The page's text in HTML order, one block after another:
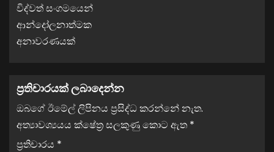
විද්වත් සංගමයෙන්
ආන්දෝලනාත්මක
අනාවරණයක්
ප්‍රතිචාරයක් ලබාදෙන්න
ඔබගේ ඊමේල් ලිපිනය ප්‍රසිද්ධ කරන්නේ නැත.
අත්‍යාවශ්‍යයය ක්ෂේත්‍ර සලකුණු කොට ඇත *
ප්‍රතිචාරය *